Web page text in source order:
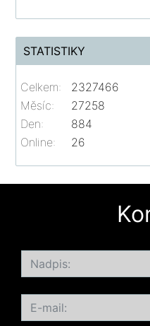
STATISTIKY
Online: 26
Celkem:
2327466
Měsíc:
27258
Den:
884